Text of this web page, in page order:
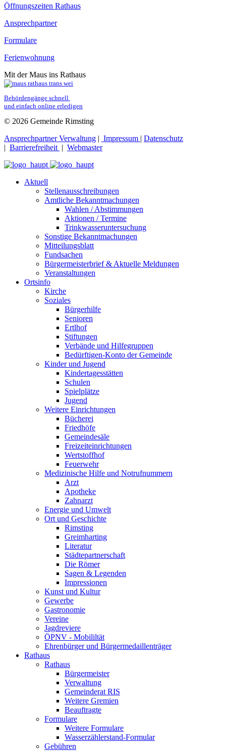
Öffnungszeiten Rathaus
Ansprechpartner
Formulare
Ferienwohnung
Mit der Maus ins Rathaus
Behördengänge schnell
und einfach online erledigen
© 2026 Gemeinde Rimsting
Ansprechpartner Verwaltung | Impressum | Datenschutz
| Barrierefreiheit | Webmaster
Aktuell
Stellenausschreibungen
Amtliche Bekanntmachungen
Wahlen / Abstimmungen
Aktionen / Termine
Trinkwasseruntersuchung
Sonstige Bekanntmachungen
Mitteilungsblatt
Fundsachen
Bürgermeisterbrief & Aktuelle Meldungen
Veranstaltungen
Ortsinfo
Kirche
Soziales
Bürgerhilfe
Senioren
Ertlhof
Stiftungen
Verbände und Hilfegruppen
Bedürftigen-Konto der Gemeinde
Kinder und Jugend
Kindertagesstätten
Schulen
Spielplätze
Jugend
Weitere Einrichtungen
Bücherei
Friedhöfe
Gemeindesäle
Freizeiteinrichtungen
Wertstoffhof
Feuerwehr
Medizinische Hilfe und Notrufnummern
Arzt
Apotheke
Zahnarzt
Energie und Umwelt
Ort und Geschichte
Rimsting
Greimharting
Literatur
Städtepartnerschaft
Die Römer
Sagen & Legenden
Impressionen
Kunst und Kultur
Gewerbe
Gastronomie
Vereine
Jagdreviere
ÖPNV - Mobililtät
Ehrenbürger und Bürgermedaillenträger
Rathaus
Rathaus
Bürgermeister
Verwaltung
Gemeinderat RIS
Weitere Gremien
Beauftragte
Formulare
Weitere Formulare
Wasserzählerstand-Formular
Gebühren